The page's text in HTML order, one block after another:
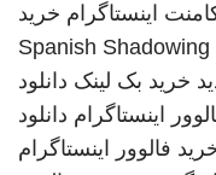
اینستاگرام خرید
Spanish Shadowing
خرید بک لینک دانلود
اینستاگرام دانلود
فالوور اینستاگرام